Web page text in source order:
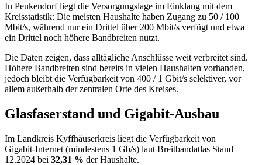
In Peukendorf liegt die Versorgungslage im Einklang mit dem
Kreisstatistik: Die meisten Haushalte haben Zugang zu 50 / 100
Mbit/s, während nur ein Drittel über 200 Mbit/s verfügt und etwa
ein Drittel noch höhere Bandbreiten nutzt.
Die Daten zeigen, dass alltägliche Anschlüsse weit verbreitet sind.
Höhere Bandbreiten sind bereits in vielen Haushalten vorhanden,
jedoch bleibt die Verfügbarkeit von 400 / 1 Gbit/s selektiver, vor
allem außerhalb der zentralen Orte des Kreises.
Glasfaserstand und Gigabit-Ausbau
Im Landkreis Kyffhäuserkreis liegt die Verfügbarkeit von
Gigabit‑Internet (mindestens 1 Gb/s) laut Breitbandatlas Stand
12.2024 bei 32,31 % der Haushalte.